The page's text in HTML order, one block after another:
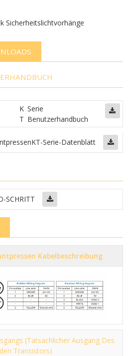
Sicherheitslichtvorhänge
K
T
Serie
Benutzerhandbuch
KT-Serie-Datenblatt
SCHRITT
Kabelbeschreibung
(tatsächlicher Ausgang Des
Transistors)